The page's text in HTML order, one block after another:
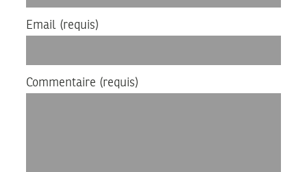
Email (requis)
Commentaire (requis)